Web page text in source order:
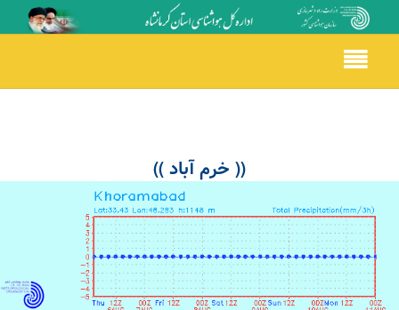
Toggle
navigation
(( خرم آباد ))